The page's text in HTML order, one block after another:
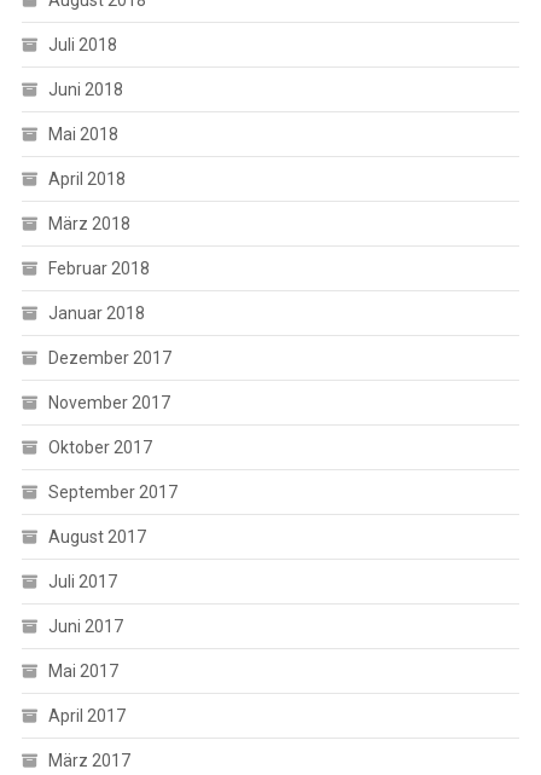
Juli 2018
Juni 2018
Mai 2018
April 2018
März 2018
Februar 2018
Januar 2018
Dezember 2017
November 2017
Oktober 2017
September 2017
August 2017
Juli 2017
Juni 2017
Mai 2017
April 2017
März 2017